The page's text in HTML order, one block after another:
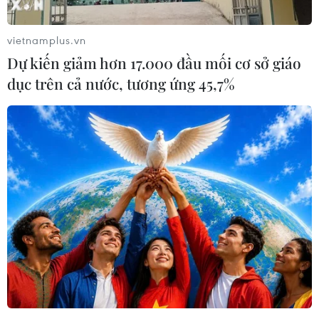
Lãnh đạo các địa phương chỉ đạo thành lập các
tổ thường trực ở các trụ sở các xã và mở đường
dây nóng, để ứng cứu kịp thời trước bão và mưa
lớn./.
(TTXVN/Vietnam+)
vietnamplus.vn
Dự kiến giảm hơn 17.000 đầu mối cơ sở giáo
dục trên cả nước, tương ứng 45,7%